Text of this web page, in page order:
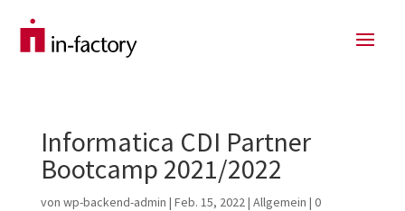
Informatica CDI Partner
Bootcamp 2021/2022
von wp-backend-admin | Feb. 15, 2022 | Allgemein | 0